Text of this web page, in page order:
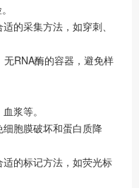
的采集方法，如穿刺、
RNA酶的容器，避免样
浆等。
胞膜破坏和蛋白质降
的标记方法，如荧光标